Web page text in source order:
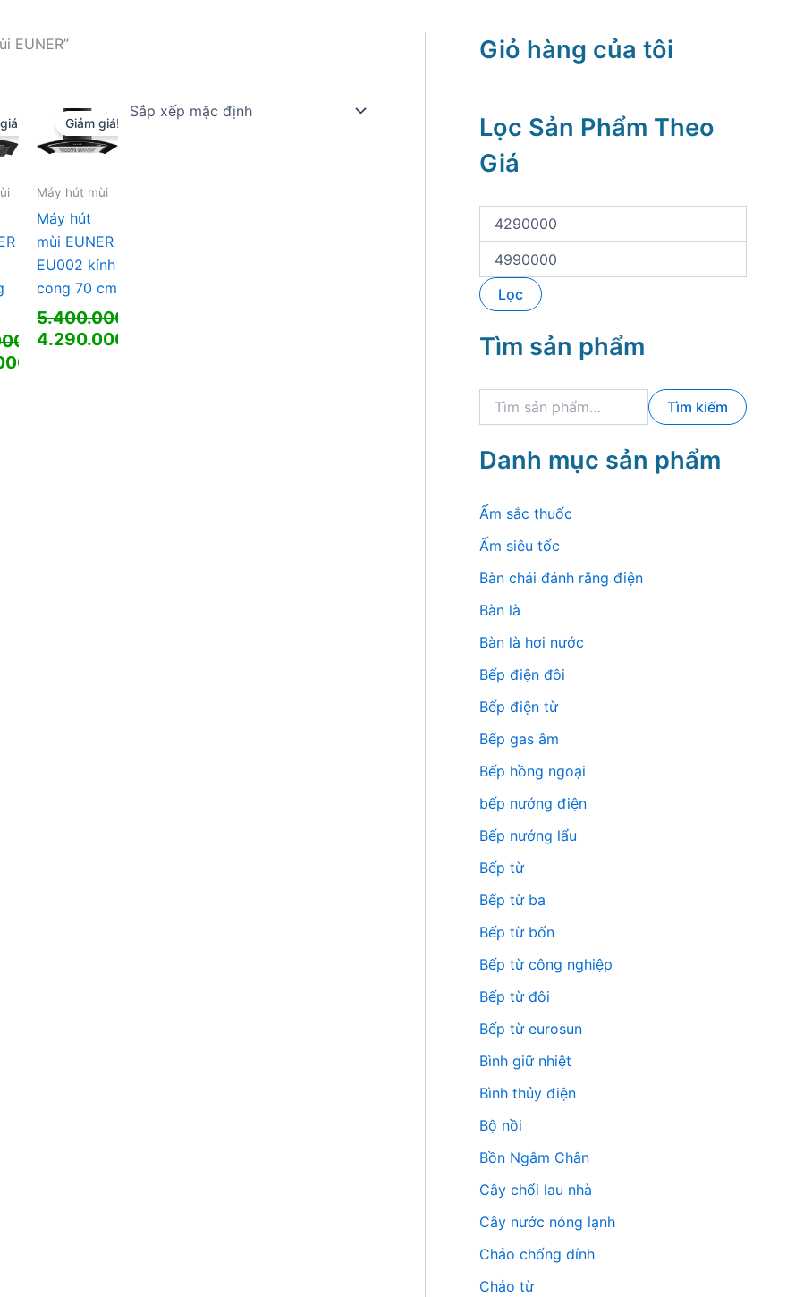
EUNER”
₫
Giảm giá!
Máy hút mùi
Máy hút
mùi EUNER
EU002 kính
cong 70 cm
5.400.000
Giá
4.290.000
Giỏ hàng của tôi
Lọc Sản Phẩm Theo
Giá
ố
i
h
u
á
t
i
đ
Lọc
Tìm sản phẩm
k
m
:
Tìm kiếm
Danh mục sản phẩm
Ấm sắc thuốc
Ấm siêu tốc
Bàn chải đánh răng điện
Bàn là
Bàn là hơi nước
Bếp điện đôi
Bếp điện từ
Bếp gas âm
Bếp hồng ngoại
bếp nướng điện
Bếp nướng lẩu
Bếp từ
Bếp từ ba
Bếp từ bốn
Bếp từ công nghiệp
Bếp từ đôi
Bếp từ eurosun
Bình giữ nhiệt
Bình thủy điện
Bộ nồi
Bồn Ngâm Chân
Cây chổi lau nhà
Cây nước nóng lạnh
Chảo chống dính
Chảo từ